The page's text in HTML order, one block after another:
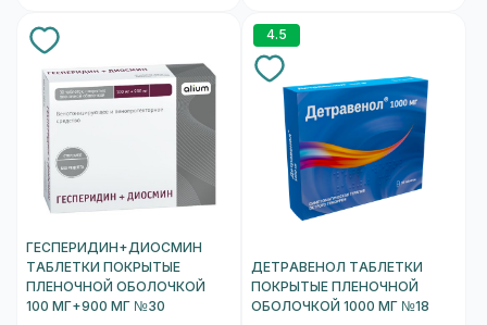
ГЕСПЕРИДИН+ДИОСМИН
ТАБЛЕТКИ ПОКРЫТЫЕ
ПЛЕНОЧНОЙ ОБОЛОЧКОЙ
100 МГ+900 МГ №30
4.5
ДЕТРАВЕНОЛ ТАБЛЕТКИ
ПОКРЫТЫЕ ПЛЕНОЧНОЙ
ОБОЛОЧКОЙ 1000 МГ №18